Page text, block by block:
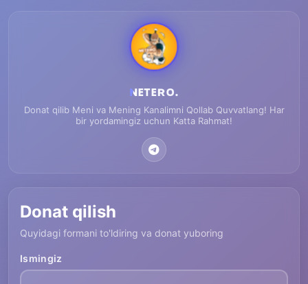
ɴᴇᴛᴇʀᴏ.
Donat qilib Meni va Mening Kanalimni Qollab Quvvatlang! Har
bir yordamingiz uchun Katta Rahmat!
Donat qilish
Quyidagi formani to'ldiring va donat yuboring
Ismingiz